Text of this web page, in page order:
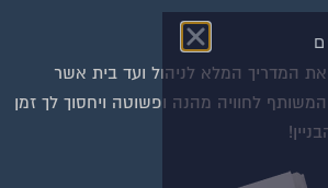
המדריך המלא לניהול ועד בית אשר
לחוויה מהנה ופשוטה ויחסוך לך זמן
וועדי בתים ודיירים
עכשיו לקבוצת
הגדולה בישראל
מענה לבעיות
בבית המשותף!!!